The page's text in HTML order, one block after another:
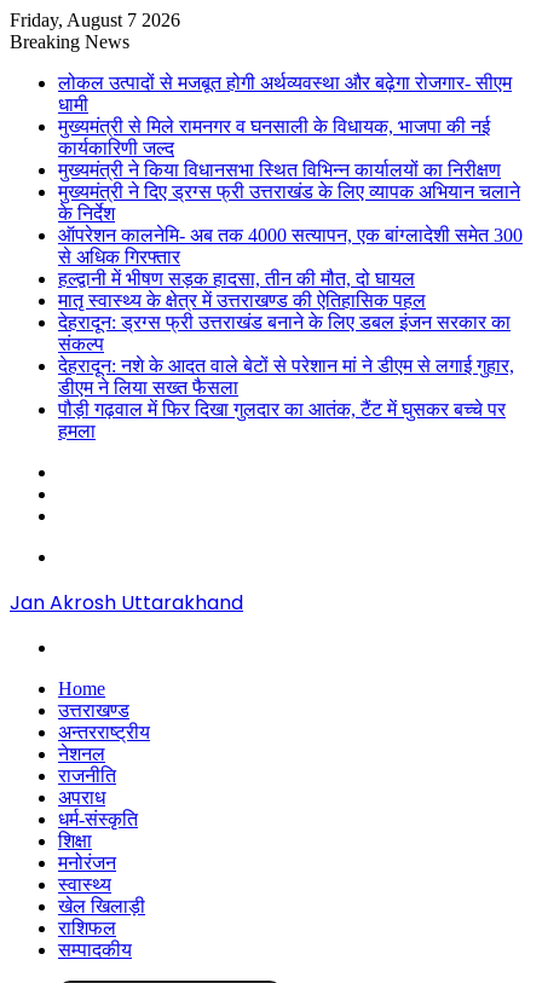
Friday, August 7 2026
Breaking News
लोकल उत्पादों से मजबूत होगी अर्थव्यवस्था और बढ़ेगा रोजगार- सीएम
धामी
मुख्यमंत्री से मिले रामनगर व घनसाली के विधायक, भाजपा की नई
कार्यकारिणी जल्द
मुख्यमंत्री ने किया विधानसभा स्थित विभिन्न कार्यालयों का निरीक्षण
मुख्यमंत्री ने दिए ड्रग्स फ्री उत्तराखंड के लिए व्यापक अभियान चलाने
के निर्देश
ऑपरेशन कालनेमि- अब तक 4000 सत्यापन, एक बांग्लादेशी समेत 300
से अधिक गिरफ्तार
हल्द्वानी में भीषण सड़क हादसा, तीन की मौत, दो घायल
मातृ स्वास्थ्य के क्षेत्र में उत्तराखण्ड की ऐतिहासिक पहल
देहरादून: ड्रग्स फ्री उत्तराखंड बनाने के लिए डबल इंजन सरकार का
संकल्प
देहरादून: नशे के आदत वाले बेटों से परेशान मां ने डीएम से लगाई गुहार,
डीएम ने लिया सख्त फैसला
पौड़ी गढ़वाल में फिर दिखा गुलदार का आतंक, टैंट में घुसकर बच्चे पर
हमला
Jan Akrosh Uttarakhand
Home
उत्तराखण्ड
अन्तरराष्ट्रीय
नेशनल
राजनीति
अपराध
धर्म-संस्कृति
शिक्षा
मनोरंजन
स्वास्थ्य
खेल खिलाड़ी
राशिफल
सम्पादकीय